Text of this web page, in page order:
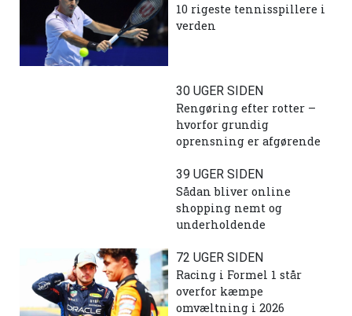
10 rigeste tennisspillere i
verden
30 UGER SIDEN
Rengøring efter rotter –
hvorfor grundig
oprensning er afgørende
39 UGER SIDEN
Sådan bliver online
shopping nemt og
underholdende
72 UGER SIDEN
Racing i Formel 1 står
overfor kæmpe
omvæltning i 2026